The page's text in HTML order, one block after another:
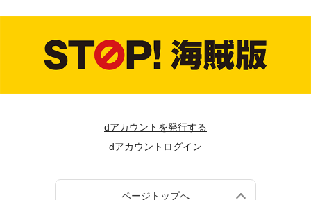
dアカウントを発行する
dアカウントログイン
ページトップへ